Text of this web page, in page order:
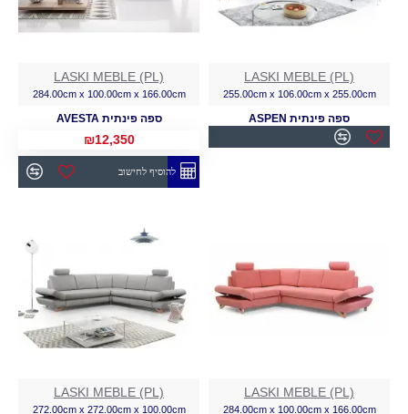
LASKI MEBLE (PL)
255.00cm x 106.00cm x 255.00cm
ספה פינתית ASPEN
LASKI MEBLE (PL)
284.00cm x 100.00cm x 166.00cm
ספה פינתית AVESTA
₪12,350
להוסיף לחישוב
LASKI MEBLE (PL)
284.00cm x 100.00cm x 166.00cm
LASKI MEBLE (PL)
272.00cm x 272.00cm x 100.00cm